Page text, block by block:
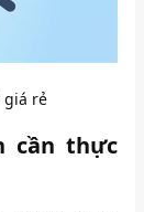
giá rẻ
cần thực